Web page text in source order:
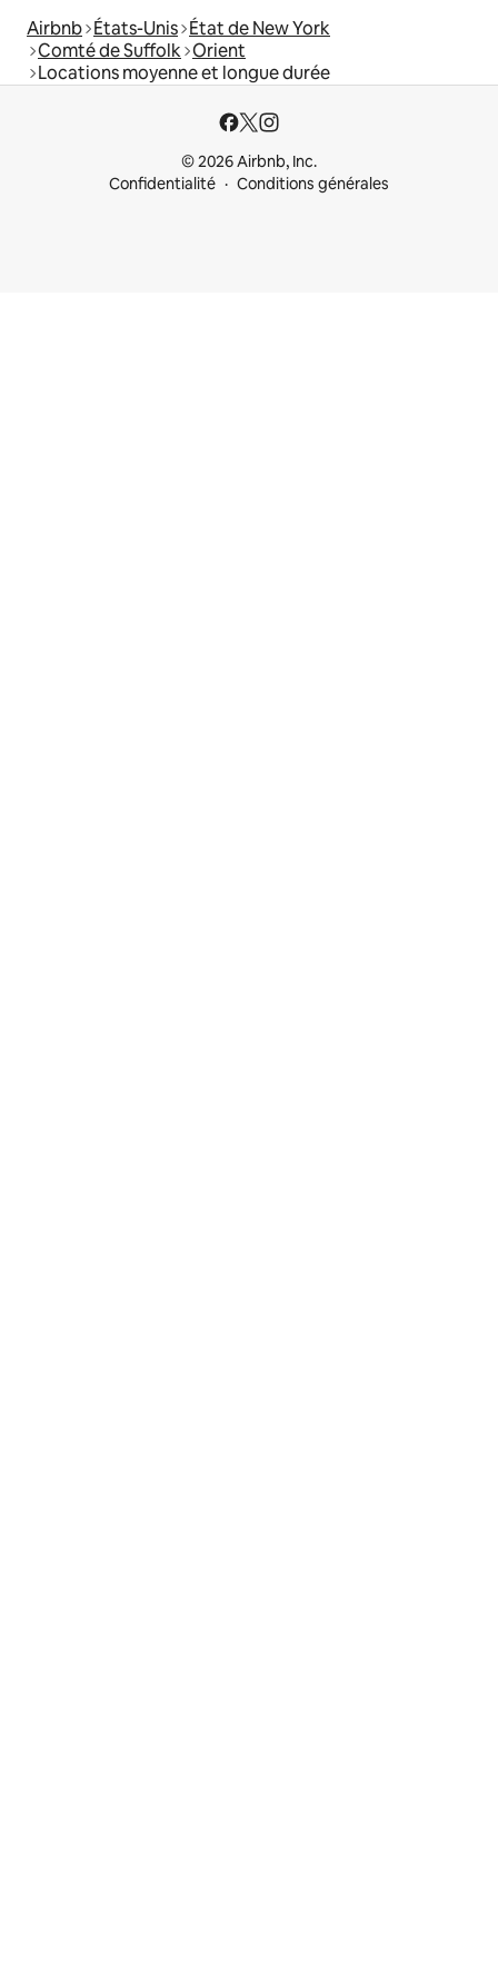
Airbnb États-Unis État de New York
Comté de Suffolk Orient
Locations moyenne et longue durée
© 2026 Airbnb, Inc.
Confidentialité
Conditions générales